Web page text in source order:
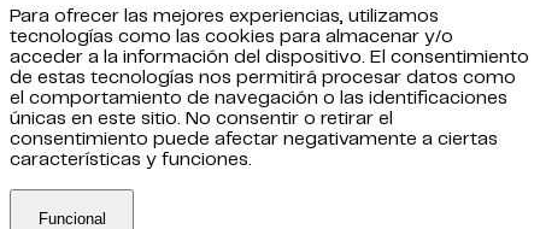
Para ofrecer las mejores experiencias, utilizamos
tecnologías como las cookies para almacenar y/o
acceder a la información del dispositivo. El consentimiento
de estas tecnologías nos permitirá procesar datos como
el comportamiento de navegación o las identificaciones
únicas en este sitio. No consentir o retirar el
consentimiento puede afectar negativamente a ciertas
características y funciones.
Funcional